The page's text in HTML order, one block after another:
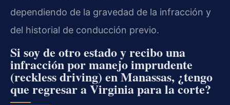
dependiendo de la gravedad de la infracción y
del historial de conducción previo.
Si soy de otro estado y recibo una
infracción por manejo imprudente
(reckless driving) en Manassas, ¿tengo
que regresar a Virginia para la corte?